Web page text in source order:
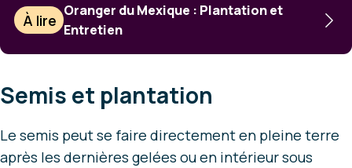
À lire
Oranger du Mexique : Plantation et
Entretien
Semis et plantation
Le semis peut se faire directement en pleine terre
après les dernières gelées ou en intérieur sous